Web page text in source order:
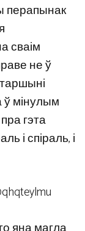
перапынак
сваім
не ў
ў мінулым
гэта
і спіраль, і